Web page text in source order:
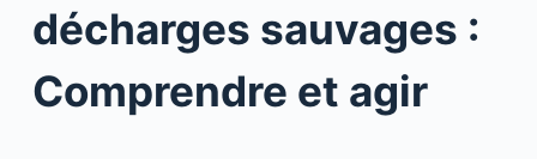
décharges sauvages :
Comprendre et agir